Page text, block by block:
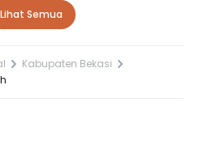
Lihat Semua
Kabupaten Bekasi